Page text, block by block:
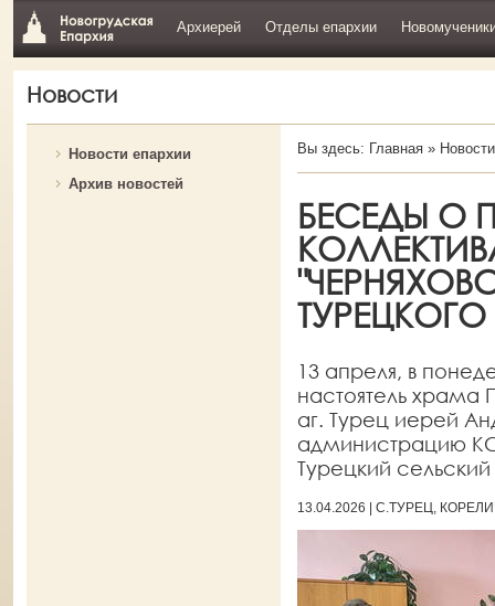
Архиерей Отделы епархии
Новости
Новости епархии
Архив новостей
Вы здесь: Главная» Новости
БЕСЕДЫ О
13 апреля, в
настоятель храма
аг. Турец иерей
администрацию
Турецкий
13.04.2026 | С.ТУРЕЦ,